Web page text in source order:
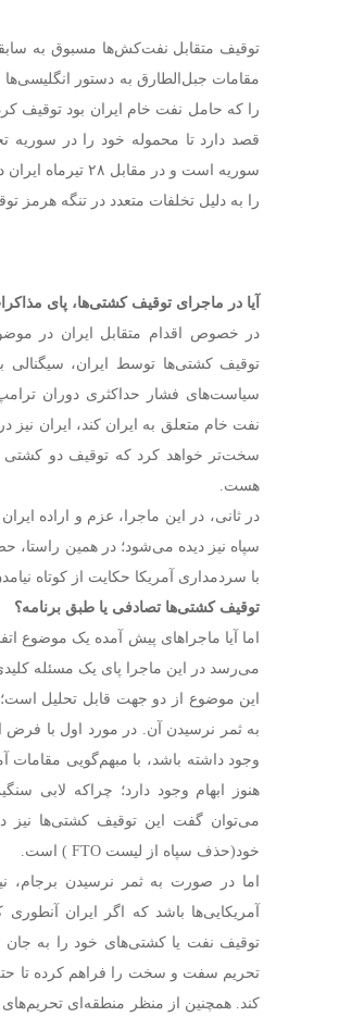
را که حامل نفت خام ایران بود توقیف
قصد دارد تا محموله خود را در سوریه
سوریه است و در
را به دلیل تخلفات متعدد در تنگه هرمز
آیا در ماجرای توقیف کشتی‌ها، پای
در خصوص اقدام متقابل ایران در
توقیف کشتی‌ها توسط ایران، سیگنالی
سیاست‌های فشار حداکثری دوران
نفت خام متعلق به ایران کند، ایران
سخت‌تر خواهد کرد که توقیف دو کشتی
‌هست.
در ثانی، در این ماجرا، عزم و اراده
سپاه نیز دیده می‌شود؛ در همین راستا،
با سردمداری آمریکا حکایت از کوتاه
توقیف کشتی‌ها تصادفی یا طبق برنامه؟
اما آیا ماجراهای پیش آمده یک موضوع
می‌رسد در این ماجرا پای یک مسئله
این موضوع از دو جهت قابل تحلیل
به ثمر نرسیدن آن. در مورد اول با فرض
وجود داشته باشد، با مبهم‌گویی
هنوز ابهام وجود دارد؛ چراکه لابی
می‌توان گفت این توقیف کشتی‌ها نیز
خود(حذف سپاه از لیست FTO ) است.
اما در صورت به ثمر نرسیدن برجام،
آمریکایی‌ها باشد که اگر ایران آنطوری
توقیف نفت یا کشتی‌های خود را به جان
تحریم سفت و سخت را فراهم کرده تا
کند. همچنین از منظر منطقه‌ای